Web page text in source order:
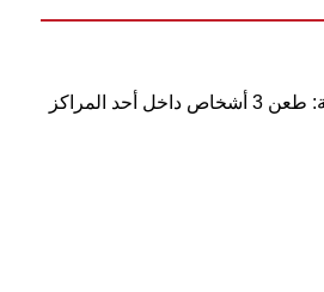
.. الشرطة البريطانية: طعن 3 أشخاص داخل أحد المراكز